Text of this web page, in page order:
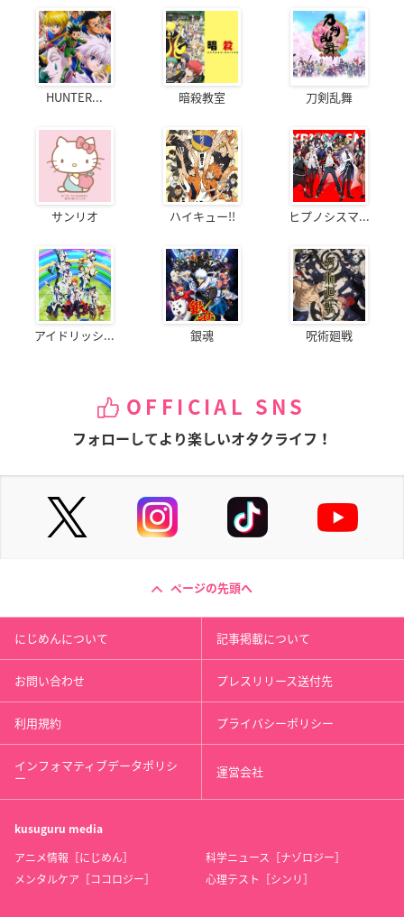
HUNTER... 暗殺教室 刀剣乱舞
サンリオ ハイキュー!! ヒプノシスマ...
アイドリッシ... 銀魂 呪術廻戦
OFFICIAL SNS
フォローしてより楽しいオタクライフ！
ページの先頭へ
にじめんについて 記事掲載について
お問い合わせ プレスリリース送付先
利用規約 プライバシーポリシー
インフォマティブデータポリシ
ー 運営会社
kusuguru media
アニメ情報［にじめん］
科学ニュース［ナゾロジー］
メンタルケア［ココロジー］
心理テスト［シンリ］